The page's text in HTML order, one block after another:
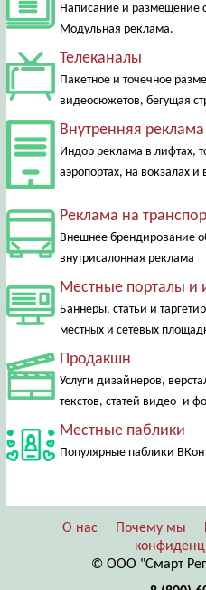
Написание и размещение
Модульная реклама.
Телеканалы
Пакетное и точечное
видеосюжетов, бегущая
Внутренняя реклама
Индор реклама в лифтах,
аэропортах, на вокзалах и
Реклама на
Внешнее брендирование
внутрисалонная реклама
Местные порталы и
Баннеры, статьи и
местных и сетевых
Продакшн
Услуги дизайнеров,
текстов, статей видео- и
Местные паблики
Популярные паблики
О нас Почему мы
© ООО "Смарт